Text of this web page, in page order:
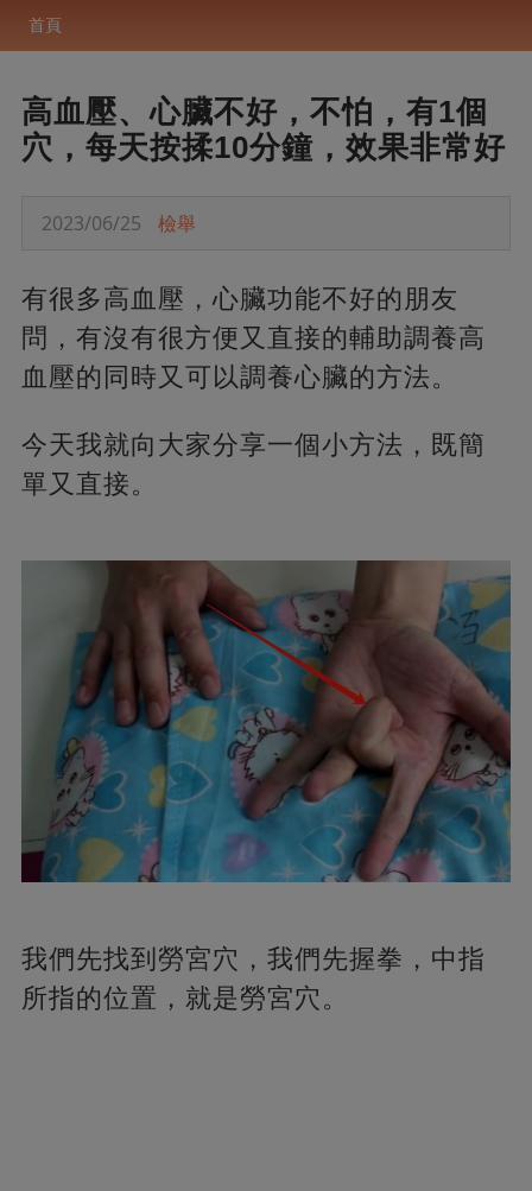
首頁
高血壓、心臟不好，不怕，有1個
穴，每天按揉10分鐘，效果非常好
2023/06/25 檢舉
有很多高血壓，心臟功能不好的朋友
問，有沒有很方便又直接的輔助調養高
血壓的同時又可以調養心臟的方法。
今天我就向大家分享一個小方法，既簡
單又直接。
我們先找到勞宮穴，我們先握拳，中指
所指的位置，就是勞宮穴。